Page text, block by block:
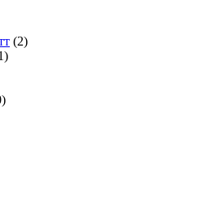
(2)